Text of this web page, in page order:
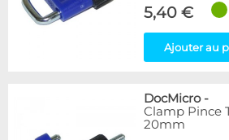
Appliquer5,40 €
Ajouter au
DocMicro-
Clamp Pince
20mm